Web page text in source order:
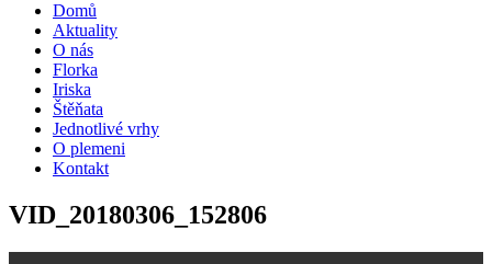
Domů
Aktuality
O nás
Florka
Iriska
Štěňata
Jednotlivé vrhy
O plemeni
Kontakt
VID_20180306_152806